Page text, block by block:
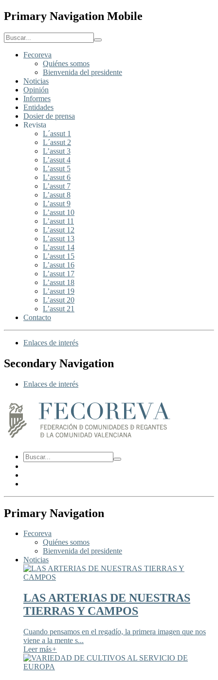
Primary Navigation Mobile
Fecoreva
Quiénes somos
Bienvenida del presidente
Noticias
Opinión
Informes
Entidades
Dosier de prensa
Revista
L´assut 1
L´assut 2
L’assut 3
L’assut 4
L’assut 5
L’assut 6
L’assut 7
L’assut 8
L’assut 9
L’assut 10
L’assut 11
L’assut 12
L’assut 13
L’assut 14
L’assut 15
L’assut 16
L’assut 17
L’assut 18
L’assut 19
L’assut 20
L’assut 21
Contacto
Enlaces de interés
Secondary Navigation
Enlaces de interés
Primary Navigation
Fecoreva
Quiénes somos
Bienvenida del presidente
Noticias
LAS ARTERIAS DE NUESTRAS
TIERRAS Y CAMPOS
Cuando pensamos en el regadío, la primera imagen que nos
viene a la mente s...
Leer más+